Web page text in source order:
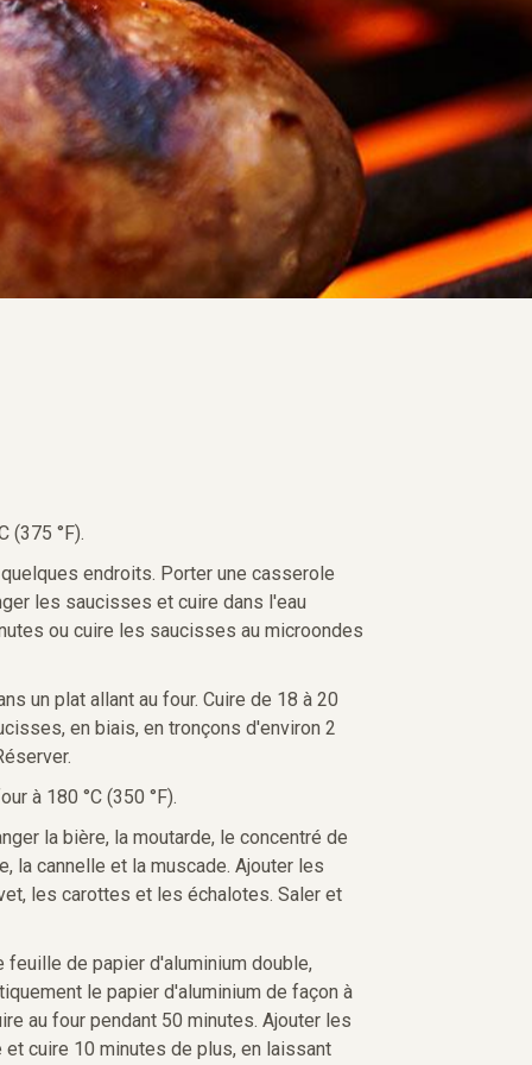
(375 °F).
endroits. Porter une casserole
les saucisses et cuire dans l'eau
ou cuire les saucisses au microondes
un plat allant au four. Cuire de 18 à 20
en biais, en tronçons d'environ 2
à 180 °C (350 °F).
la bière, la moutarde, le concentré de
la cannelle et la muscade. Ajouter les
les carottes et les échalotes. Saler et
feuille de papier d'aluminium double,
le papier d'aluminium de façon à
au four pendant 50 minutes. Ajouter les
cuire 10 minutes de plus, en laissant